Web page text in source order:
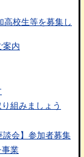
高校生等を募集し
案内
組みましょう
会】参加者募集
事業